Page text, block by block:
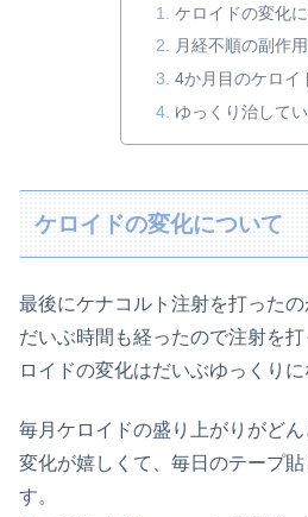
ケロイドの変化
月経不順の副作
4か月目のケロイ
ゆっくり治して
ケロイドの変化について
最後にケナコルト注射を打ったの
だいぶ時間も経ったので注射を
ロイドの変化はだいぶゆっくりに
毎月ケロイドの盛り上がりがど
変化が嬉しくて、毎日のテープ
す。